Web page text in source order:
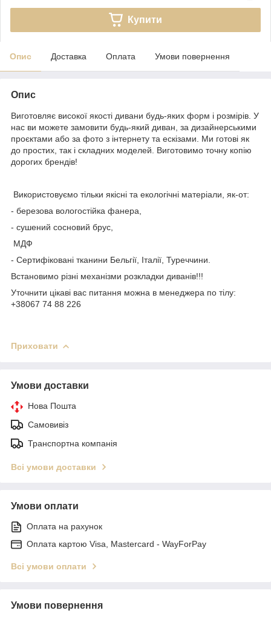
Купити
Опис Доставка Оплата Умови повернення
Опис
Виготовляє високої якості дивани будь-яких форм і розмірів. У
нас ви можете замовити будь-який диван, за дизайнерськими
проєктами або за фото з інтернету та ескізами. Ми готові як
до простих, так і складних моделей. Виготовимо точну копію
дорогих брендів!
Використовуємо тільки якісні та екологічні матеріали, як-от:
- березова вологостійка фанера,
- сушений сосновий брус,
МДФ
- Сертифіковані тканини Бельгії, Італії, Туреччини.
Встановимо різні механізми розкладки диванів!!!
Уточнити цікаві вас питання можна в менеджера по тілу:
+38067 74 88 226
Приховати
Умови доставки
Нова Пошта
Самовивіз
Транспортна компанія
Всі умови доставки
Умови оплати
Оплата на рахунок
Оплата картою Visa, Mastercard - WayForPay
Всі умови оплати
Умови повернення